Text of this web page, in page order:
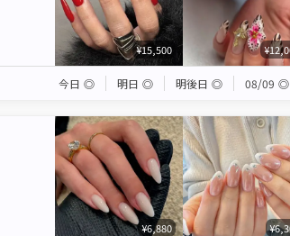
¥15,500
今日 ◎ 明日 ◎ 明後日 ◎ 08/09 ◎
¥6,880